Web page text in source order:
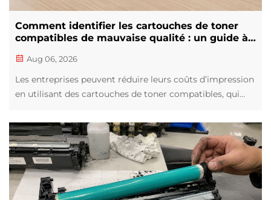
Comment identifier les cartouches de toner
compatibles de mauvaise qualité : un guide à
Aug 06, 2026
Les entreprises peuvent réduire leurs coûts d’impression
en utilisant des cartouches de toner compatibles, qui
normes de fabrication des cartouches de toner
compatibles varient. Les produits de mauvaise qualité
peuvent entraîner une faible qualité d’impression…